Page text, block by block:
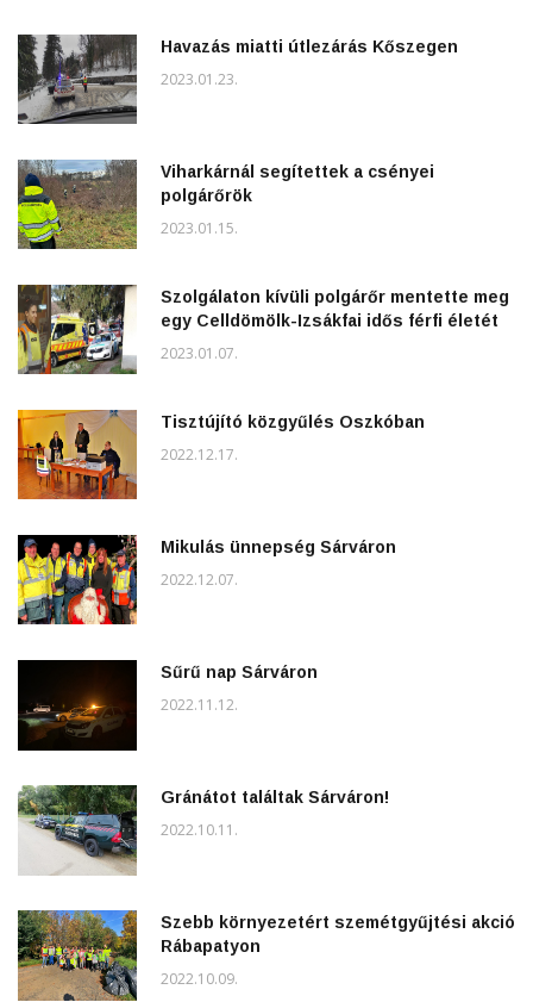
Havazás miatti útlezárás Kőszegen
2023.01.23.
Viharkárnál segítettek a csényei
polgárőrök
2023.01.15.
Szolgálaton kívüli polgárőr mentette meg
egy Celldömölk-Izsákfai idős férfi életét
2023.01.07.
Tisztújító közgyűlés Oszkóban
2022.12.17.
Mikulás ünnepség Sárváron
2022.12.07.
Sűrű nap Sárváron
2022.11.12.
Gránátot találtak Sárváron!
2022.10.11.
Szebb környezetért szemétgyűjtési akció
Rábapatyon
2022.10.09.